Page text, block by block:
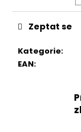
Kategorie:
EAN:
Zeptat se
499
Kč
899
Kč